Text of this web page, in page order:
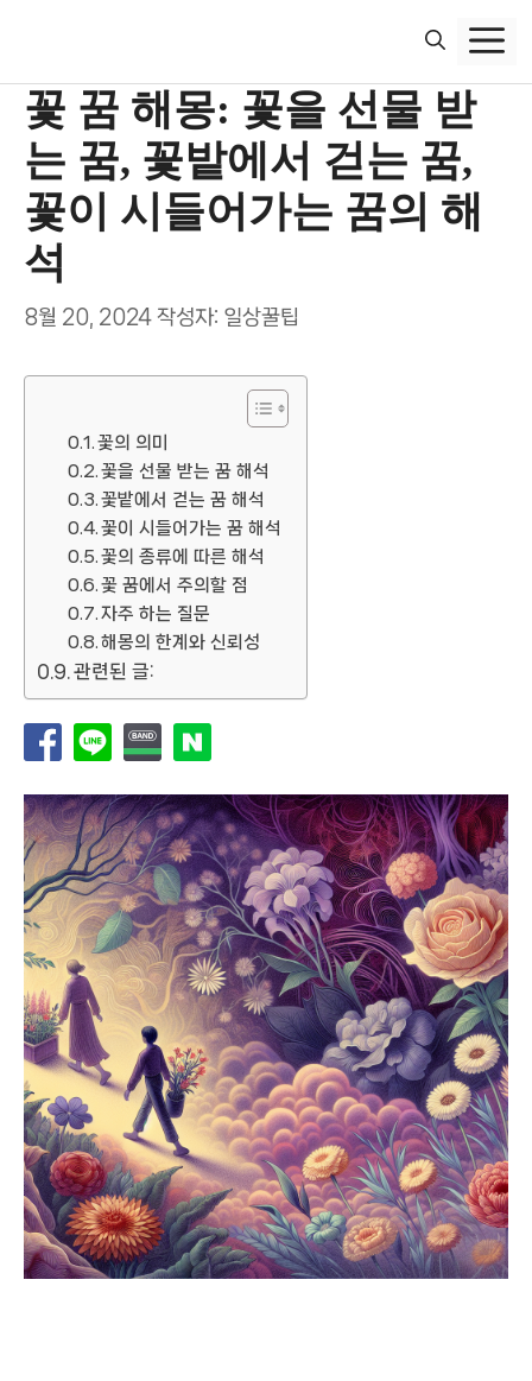
꽃 꿈 해몽: 꽃을 선물 받
는 꿈, 꽃밭에서 걷는 꿈,
꽃이 시들어가는 꿈의 해
석
8월 20, 2024 작성자: 일상꿀팁
꽃의 의미
꽃을 선물 받는 꿈 해석
꽃밭에서 걷는 꿈 해석
꽃이 시들어가는 꿈 해석
꽃의 종류에 따른 해석
꽃 꿈에서 주의할 점
자주 하는 질문
해몽의 한계와 신뢰성
관련된 글: